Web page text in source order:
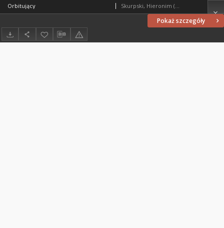
Pokaż szczegóły
Orbitujący Skurpski, Hieronim (1914-2006)